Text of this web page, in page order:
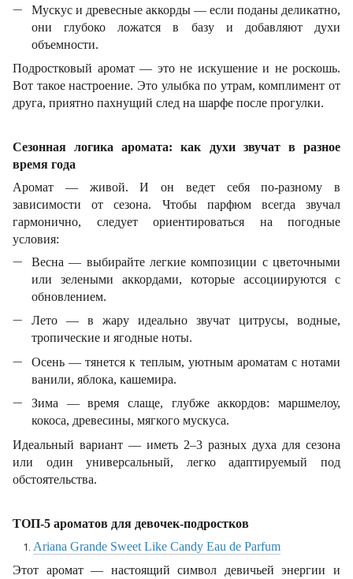
Мускус и древесные аккорды — если поданы деликатно,
они глубоко ложатся в базу и добавляют духи
объемности.
Подростковый аромат — это не искушение и не роскошь.
Вот такое настроение. Это улыбка по утрам, комплимент от
друга, приятно пахнущий след на шарфе после прогулки.
Сезонная логика аромата: как духи звучат в разное
время года
Аромат —живой. И он ведет себя по-разному в
зависимости от сезона. Чтобы парфюм всегда звучал
гармонично, следует ориентироваться на погодные
условия:
Весна — выбирайте легкие композиции с цветочными
или зелеными аккордами, которые ассоциируются с
обновлением.
Лето — в жару идеально звучат цитрусы, водные,
тропические и ягодные ноты.
Осень — тянется к теплым, уютным ароматам с нотами
ванили, яблока, кашемира.
Зима — время слаще, глубже аккордов: маршмелоу,
кокоса, древесины, мягкого мускуса.
Идеальный вариант — иметь 2–3 разных духа для сезона
или один универсальный, легко адаптируемый под
обстоятельства.
ТОП-5 ароматов для девочек-подростков
Ariana Grande Sweet Like Candy Eau de Parfum
Этот аромат — настоящий символ девичьей энергии и